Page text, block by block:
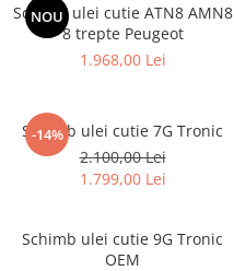
NOU
Schimb ulei cutie ATN8 AMN8
8 trepte Peugeot
1.968,00 Lei
-14%
Schimb ulei cutie 7G Tronic
2.100,00 Lei
1.799,00 Lei
Schimb ulei cutie 9G Tronic
OEM